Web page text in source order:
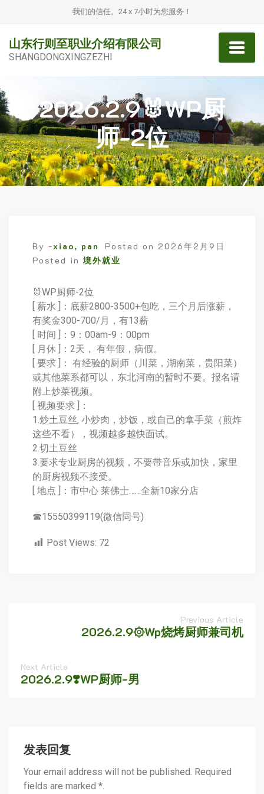
我们的信任。24 x 7小时为您服务！
山东行则至职业介绍有限公司
SHANGDONGXINGZEZHI
2026.2.9🐰WP厨
师-2位
By -xiao, pan Posted on 2026年2月9日
Posted in 境外就业
🐰WP厨师-2位
[ 薪水 ]：底薪2800-3500+包吃，三个月后涨薪，
有奖金300-700/月，有13薪
[ 时间 ]：9：00am-9：00pm
[ 月休 ]：2天， 有年假，病假。
[ 要求 ]： 有经验的厨师（川菜，湖南菜，贵阳菜）
或其他菜系都可以，东北河南的暂时不要。报名请
附上炒菜视频。
[ 视频要求 ]：
1.炒土豆丝, 小炒肉，炒饭，或自己的拿手菜（煎炸
这些不看），视频越多越快面试。
2.切土豆丝
3.要求专业厨房的视频，不要带音乐或加快，家里
的厨房视频不接受。
[ 地点 ]：市中心 莱佛士……全新10家分店
☎15550399119(微信同号)
Post Views: 72
Previous Article
2026.2.9۞Wp烧烤厨师兼司机
Next Article
2026.2.9❣️WP厨师-男
发表回复
Your email address will not be published. Required
fields are marked *.